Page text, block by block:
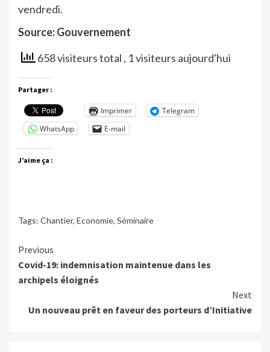
vendredi.
Source: Gouvernement
658 visiteurs total , 1 visiteurs aujourd'hui
Partager :
Imprimer
Telegram
WhatsApp
E-mail
J’aime ça :
Tags: Chantier, Economie, Séminaire
Continue
Reading
Previous
Covid-19: indemnisation maintenue dans les
archipels éloignés
Next
Un nouveau prêt en faveur des porteurs d’Initiative